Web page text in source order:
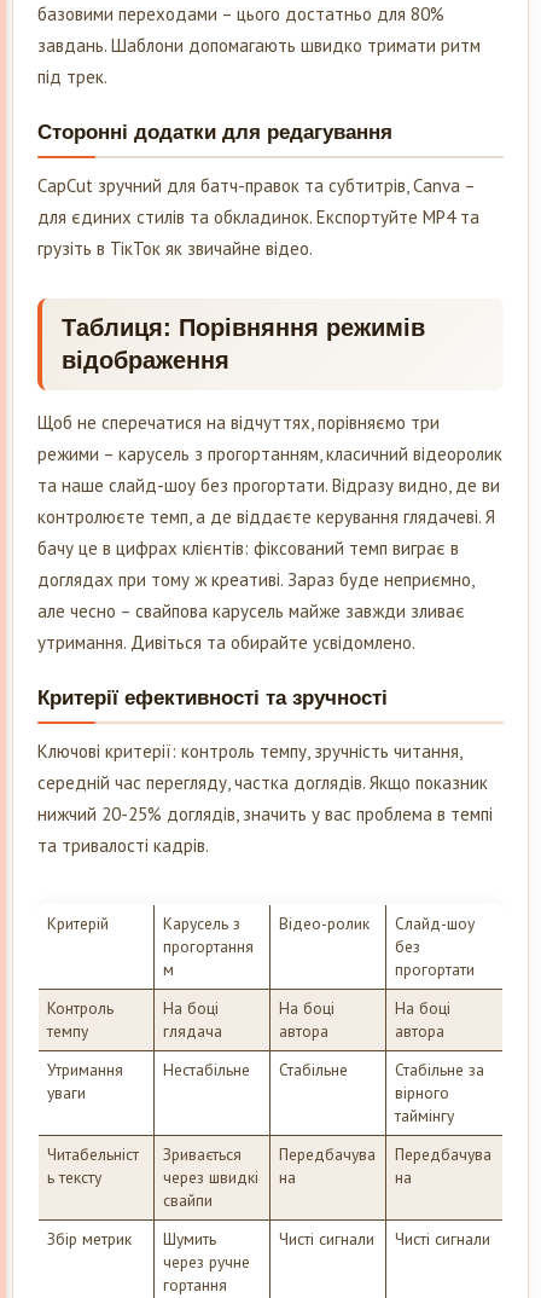
базовими переходами – цього достатньо для 80%
завдань. Шаблони допомагають швидко тримати ритм
під трек.
Сторонні додатки для редагування
CapCut зручний для батч-правок та субтитрів, Canva –
для єдиних стилів та обкладинок. Експортуйте MP4 та
грузіть в ТікТок як звичайне відео.
Таблиця: Порівняння режимів
відображення
Щоб не сперечатися на відчуттях, порівняємо три
режими – карусель з прогортанням, класичний відеоролик
та наше слайд-шоу без прогортати. Відразу видно, де ви
контролюєте темп, а де віддаєте керування глядачеві. Я
бачу це в цифрах клієнтів: фіксований темп виграє в
доглядах при тому ж креативі. Зараз буде неприємно,
але чесно – свайпова карусель майже завжди зливає
утримання. Дивіться та обирайте усвідомлено.
Критерії ефективності та зручності
Ключові критерії: контроль темпу, зручність читання,
середній час перегляду, частка доглядів. Якщо показник
нижчий 20-25% доглядів, значить у вас проблема в темпі
та тривалості кадрів.
Критерій
Карусель з
прогортання
м
Відео-ролик
Слайд-шоу
без
прогортати
Контроль
темпу
На боці
глядача
На боці
автора
На боці
автора
Утримання
уваги
Нестабільне Стабільне
Стабільне за
вірного
таймінгу
Читабельніст
ь тексту
Зривається
через швидкі
свайпи
Передбачува
на
Передбачува
на
Збір метрик
Шумить
через ручне
гортання
Чисті сигнали Чисті сигнали